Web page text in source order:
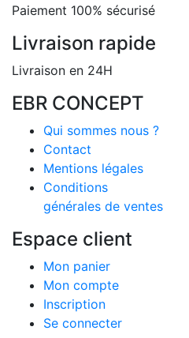
Paiement 100% sécurisé
Livraison rapide
Livraison en 24H
EBR CONCEPT
Qui sommes nous ?
Contact
Mentions légales
Conditions
générales de ventes
Espace client
Mon panier
Mon compte
Inscription
Se connecter